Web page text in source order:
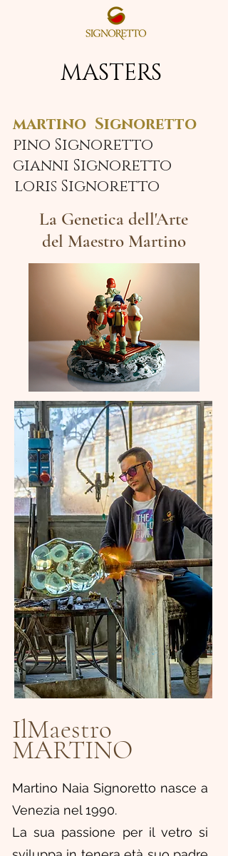
MASTERS
martino Signoretto
pino Signoretto
gianni Signoretto
loris Signoretto
La Genetica dell'Arte
del Maestro Martino
Martino Naia Signoretto nasce a
Venezia nel 1990.
La sua passione per il vetro si
IlMaestro
MARTINO